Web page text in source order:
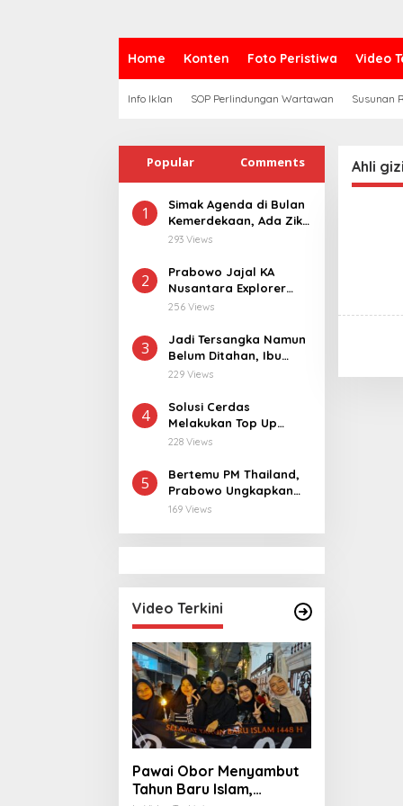
Home Konten Foto Peristiwa Video
Info Iklan SOP Perlindungan Wartawan Susunan
Popular Comments
1
Simak Agenda di Bulan
Kemerdekaan, Ada Zikir
Bersama Hingga
293 Views
2
Prabowo Jajal KA
Nusantara Explorer
dari Batang ke
Warga
256 Views
3
Jadi Tersangka Namun
Belum Ditahan, Ibu
Korban di Pekalongan
Keseriusan Polisi
Tangani Kasus
Rudapksa Sampai
229 Views
4
Solusi Cerdas
Melakukan Top Up
MLBB dan MCGG
Terjangkau
228 Views
5
Bertemu PM Thailand,
Prabowo Ungkapkan
Duka Cita kepada Putri
169 Views
Video Terkini
Pawai Obor Menyambut
Tahun Baru Islam,
Ahli gizi